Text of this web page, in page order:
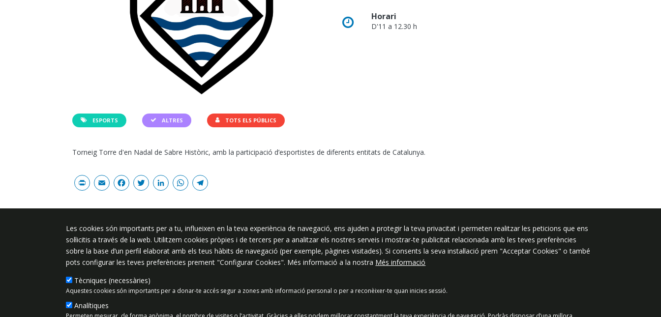
Horari
D'11 a 12.30 h
ESPORTS ALTRES TOTS ELS PÚBLICS
Torneig Torre d'en Nadal de Sabre Històric, amb la participació d’esportistes de diferents entitats de Catalunya.
PrintEmailFacebook
Twitter
LinkedIn
WhatsApp
Plaça de l'Ajuntament 6, 08340 Vilassar
de Mar
937 542 400
ajuntament@vilassardemar.cat
Segueix-nos a:
Les cookies són importants per a tu, influeixen en la teva experiència de navegació, ens ajuden a protegir la teva privacitat i permeten realitzar les peticions que ens
sol·licitis a través de la web. Utilitzem cookies pròpies i de tercers per a analitzar els nostres serveis i mostrar-te publicitat relacionada amb les teves preferències
sobre la base d’un perfil elaborat amb els teus hàbits de navegació (per exemple, pàgines visitades). Si consents la seva instal·lació prem "Acceptar Cookies" o també
pots configurar les teves preferències prement "Configurar Cookies". Més informació a la nostra Més informació
Tècniques (necessàries)
Aquestes cookies són importants per a donar-te accés segur a zones amb informació personal o per a reconèixer-te quan inicies sessió.
Analítiques